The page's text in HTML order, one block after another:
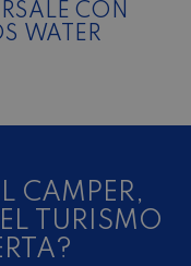
CON
HEOS WATER
CAMPER,
TURISMO